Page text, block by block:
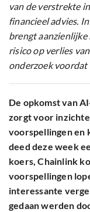
van de verstrekte
financieel advies.
brengt aanzienlijke
risico op verlies
onderzoek voordat
De opkomst van
zorgt voor
voorspellingen en
deed deze week
koers, Chainlink
voorspellingen
interessante
gedaan werden